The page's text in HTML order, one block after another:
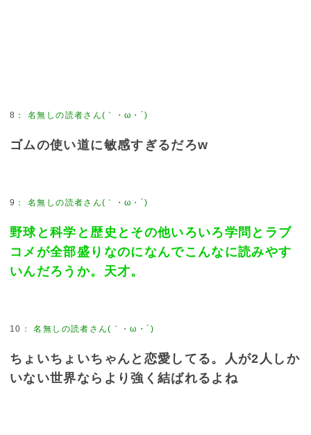
8 ：名無しの読者さん(｀・ω・´)
ゴムの使い道に敏感すぎるだろw
9 ：名無しの読者さん(｀・ω・´)
野球と科学と歴史とその他いろいろ学問とラブ
コメが全部盛りなのになんでこんなに読みやす
いんだろうか。天才。
10 ：名無しの読者さん(｀・ω・´)
ちょいちょいちゃんと恋愛してる。人が2人しか
いない世界ならより強く結ばれるよね